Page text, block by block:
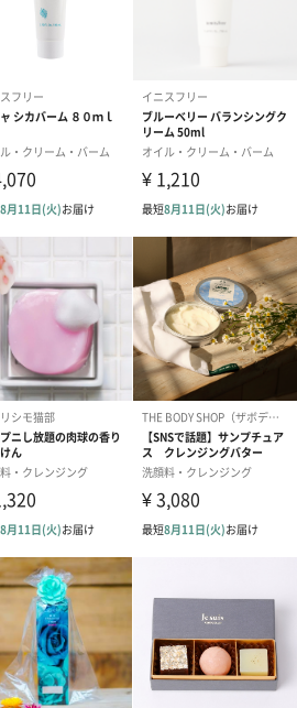
届き、汚れや余分な皮脂をしっかり
した洗い上がりです。
の美容茶葉で乾燥知らずの理想の
ジナル美容茶葉から独自のダブルス
キスを配合。 保湿効果に優れた16種
まれたチャ葉エキスで、うるおい肌
ティーライン"
なき探求の結果イニスフリー史上最上
生しました。 2401品種もの様々な緑
たイニスフリーオリジナルの緑茶
類のアミノ酸を含有。理想的な肌に不
っています。